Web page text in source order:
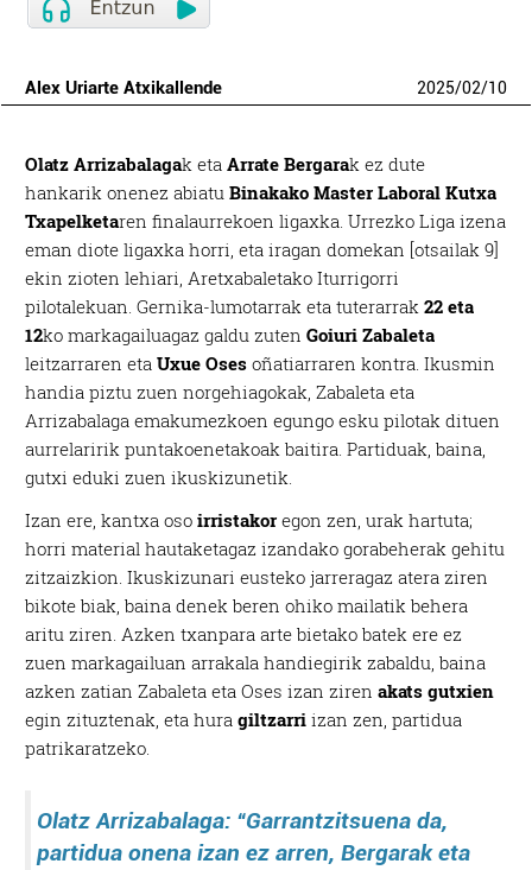
Alex Uriarte Atxikallende 2025/02/10
Olatz Arrizabalagak etaArrate Bergarak ez dute
hankarik onenez abiatuBinakako Master Laboral Kutxa
Txapelketaren finalaurrekoen ligaxka. Urrezko Liga izena
eman diote ligaxka horri, eta iragan domekan [otsailak 9]
ekin zioten lehiari, Aretxabaletako Iturrigorri
pilotalekuan. Gernika-lumotarrak eta tuterarrak22 eta
12ko markagailuagaz galdu zuten Goiuri Zabaleta
leitzarraren etaUxue Oses oñatiarraren kontra. Ikusmin
handia piztu zuen norgehiagokak, Zabaleta eta
Arrizabalaga emakumezkoen egungo esku pilotak dituen
aurrelaririk puntakoenetakoak baitira. Partiduak, baina,
gutxi eduki zuen ikuskizunetik.
Izan ere, kantxa osoirristakor egon zen, urak hartuta;
horri material hautaketagaz izandako gorabeherak gehitu
zitzaizkion. Ikuskizunari eusteko jarreragaz atera ziren
bikote biak, baina denek beren ohiko mailatik behera
aritu ziren. Azken txanpara arte bietako batek ere ez
zuen markagailuan arrakala handiegirik zabaldu, baina
azken zatian Zabaleta eta Oses izan zirenakats gutxien
egin zituztenak, eta huragiltzarri izan zen, partidua
patrikaratzeko.
Olatz Arrizabalaga: “Garrantzitsuena da,
partidua onena izan ez arren, Bergarak eta